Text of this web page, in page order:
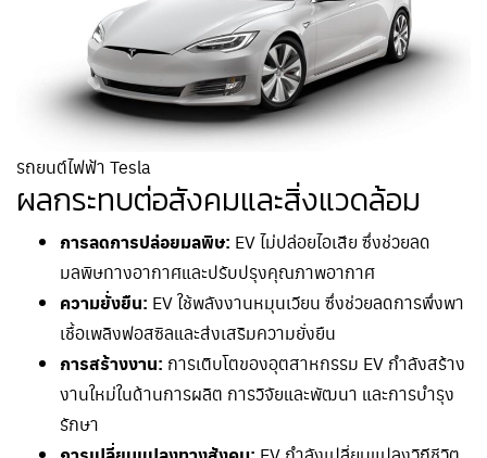
รถยนต์ไฟฟ้า Tesla
ผลกระทบต่อสังคมและสิ่งแวดล้อม
การลดการปล่อยมลพิษ: EV ไม่ปล่อยไอเสีย ซึ่งช่วยลด
มลพิษทางอากาศและปรับปรุงคุณภาพอากาศ
ความยั่งยืน: EV ใช้พลังงานหมุนเวียน ซึ่งช่วยลดการพึ่งพา
เชื้อเพลิงฟอสซิลและส่งเสริมความยั่งยืน
การสร้างงาน: การเติบโตของอุตสาหกรรม EV กำลังสร้าง
งานใหม่ในด้านการผลิต การวิจัยและพัฒนา และการบำรุง
รักษา